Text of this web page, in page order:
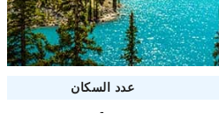
عدد السكان
-